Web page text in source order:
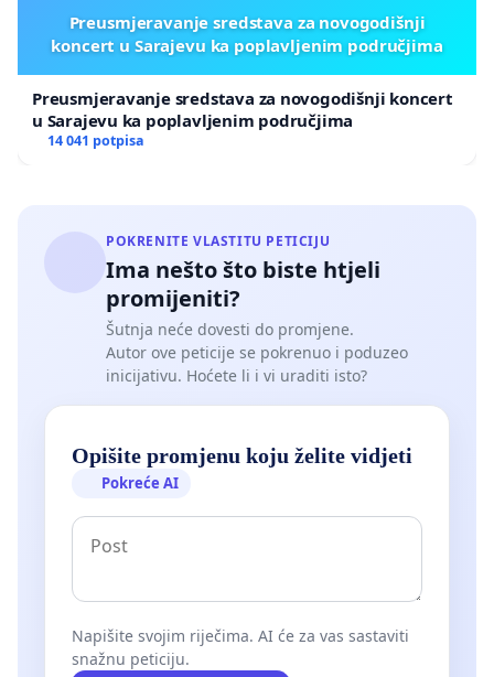
Preusmjeravanje sredstava za novogodišnji
koncert u Sarajevu ka poplavljenim područjima
Preusmjeravanje sredstava za novogodišnji koncert
u Sarajevu ka poplavljenim područjima
14 041 potpisa
POKRENITE VLASTITU PETICIJU
Ima nešto što biste htjeli
promijeniti?
Šutnja neće dovesti do promjene.
Autor ove peticije se pokrenuo i poduzeo
inicijativu. Hoćete li i vi uraditi isto?
Opišite promjenu koju želite vidjeti
Pokreće AI
Napišite svojim riječima. AI će za vas sastaviti
snažnu peticiju.